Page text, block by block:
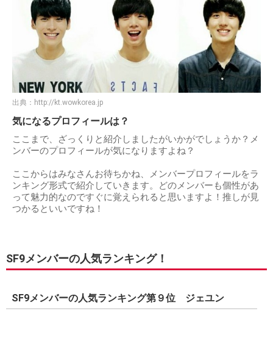
出典： http://kt.wowkorea.jp
気になるプロフィールは？
ここまで、ざっくりと紹介しましたがいかがでしょうか？メ
ンバーのプロフィールが気になりますよね？
ここからはみなさんお待ちかね、メンバープロフィールをラ
ンキング形式で紹介していきます。どのメンバーも個性があ
って魅力的なのですぐに覚えられると思いますよ！推しが見
つかるといいですね！
SF9メンバーの人気ランキング！
SF9メンバーの人気ランキング第９位 ジェユン